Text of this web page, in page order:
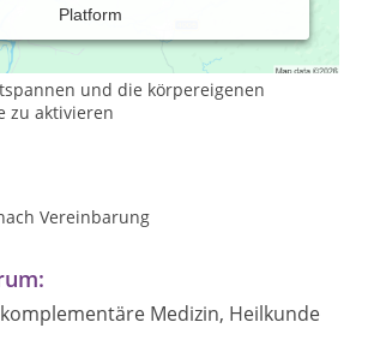
Platform
(australischer regenerativer
und Entspannungsmassage, ermöglicht
sich auf allen Ebenen zu
und die körpereigenen
zu aktivieren
Vereinbarung
Medizin, Heilkunde